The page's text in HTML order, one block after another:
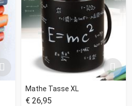
Mathe Tasse XL
€ 26,95